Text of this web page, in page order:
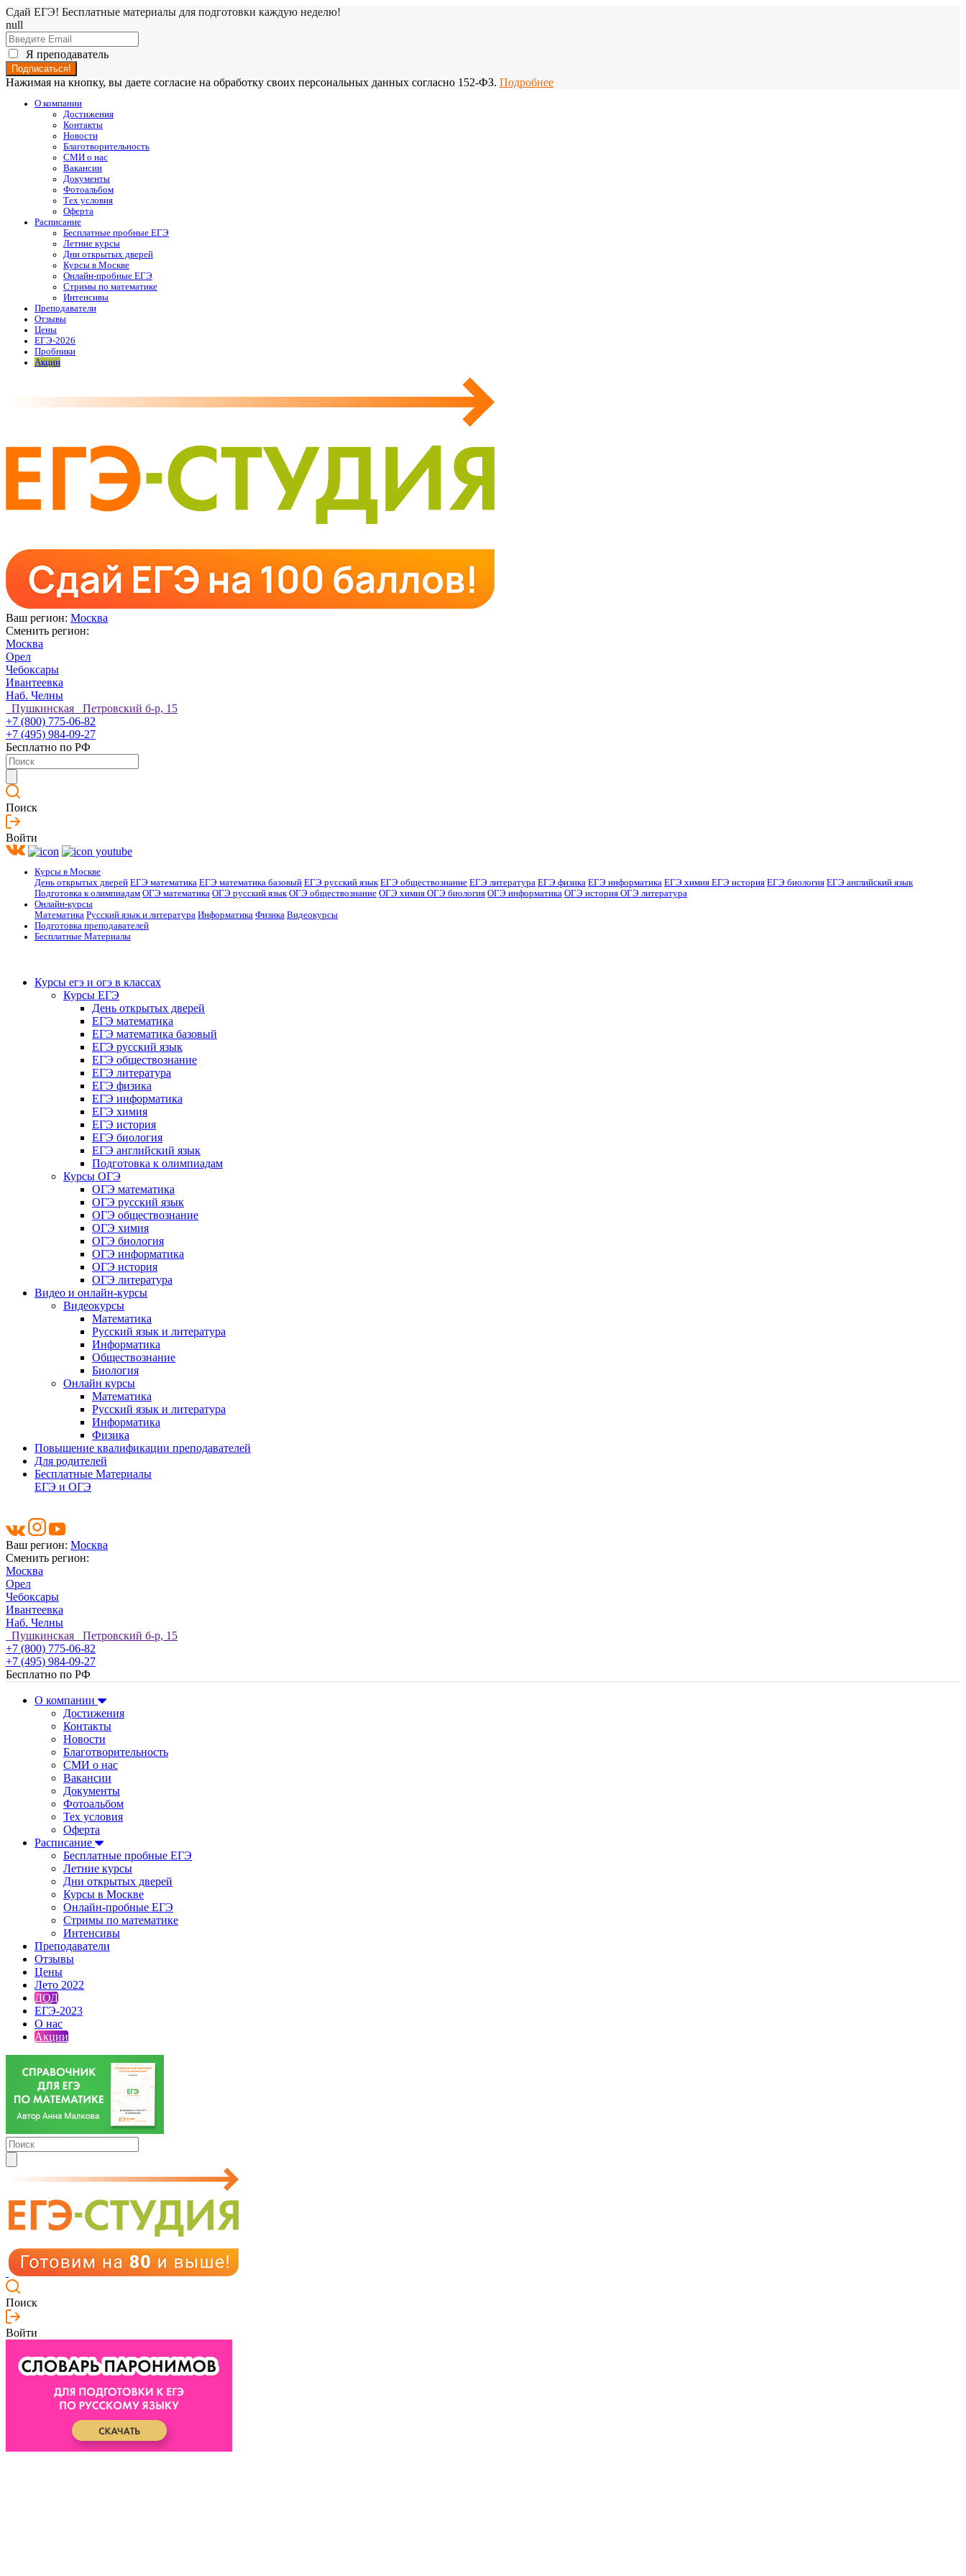
Сдай ЕГЭ! Бесплатные материалы для подготовки каждую неделю!
null
Я преподаватель
Нажимая на кнопку, вы даете согласие на обработку своих персональных данных согласно 152-ФЗ. Подробнее
О компании
Достижения
Контакты
Новости
Благотворительность
СМИ о нас
Вакансии
Документы
Фотоальбом
Тех условия
Оферта
Расписание
Бесплатные пробные ЕГЭ
Летние курсы
Дни открытых дверей
Курсы в Москве
Онлайн-пробные ЕГЭ
Стримы по математике
Интенсивы
Преподаватели
Отзывы
Цены
ЕГЭ-2026
Пробники
Акции
Ваш регион: Москва
Сменить регион:
Москва
Орел
Чебоксары
Ивантеевка
Наб. Челны
Пушкинская Петровский б-р, 15
+7 (800) 775-06-82
+7 (495) 984-09-27
Бесплатно по РФ
Поиск
Войти
Курсы в Москве
День открытых дверей ЕГЭ математика ЕГЭ математика базовый ЕГЭ русский язык ЕГЭ обществознание ЕГЭ литература ЕГЭ физика ЕГЭ информатика ЕГЭ химия ЕГЭ история ЕГЭ биология ЕГЭ английский язык
Подготовка к олимпиадам ОГЭ математика ОГЭ русский язык ОГЭ обществознание ОГЭ химия ОГЭ биология ОГЭ информатика ОГЭ история ОГЭ литература
Онлайн-курсы
Математика Русский язык и литература Информатика Физика Видеокурсы
Подготовка преподавателей
Бесплатные Материалы
Курсы егэ и огэ в классах
Курсы ЕГЭ
День открытых дверей
ЕГЭ математика
ЕГЭ математика базовый
ЕГЭ русский язык
ЕГЭ обществознание
ЕГЭ литература
ЕГЭ физика
ЕГЭ информатика
ЕГЭ химия
ЕГЭ история
ЕГЭ биология
ЕГЭ английский язык
Подготовка к олимпиадам
Курсы ОГЭ
ОГЭ математика
ОГЭ русский язык
ОГЭ обществознание
ОГЭ химия
ОГЭ биология
ОГЭ информатика
ОГЭ история
ОГЭ литература
Видео и онлайн-курсы
Видеокурсы
Математика
Русский язык и литература
Информатика
Обществознание
Биология
Онлайн курсы
Математика
Русский язык и литература
Информатика
Физика
Повышение квалификации преподавателей
Для родителей
Бесплатные Материалы
ЕГЭ и ОГЭ
Ваш регион: Москва
Сменить регион:
Москва
Орел
Чебоксары
Ивантеевка
Наб. Челны
Пушкинская Петровский б-р, 15
+7 (800) 775-06-82
+7 (495) 984-09-27
Бесплатно по РФ
О компании
Достижения
Контакты
Новости
Благотворительность
СМИ о нас
Вакансии
Документы
Фотоальбом
Тех условия
Оферта
Расписание
Бесплатные пробные ЕГЭ
Летние курсы
Дни открытых дверей
Курсы в Москве
Онлайн-пробные ЕГЭ
Стримы по математике
Интенсивы
Преподаватели
Отзывы
Цены
Лето 2022
ДОД
ЕГЭ-2023
О нас
Акции
Поиск
Войти